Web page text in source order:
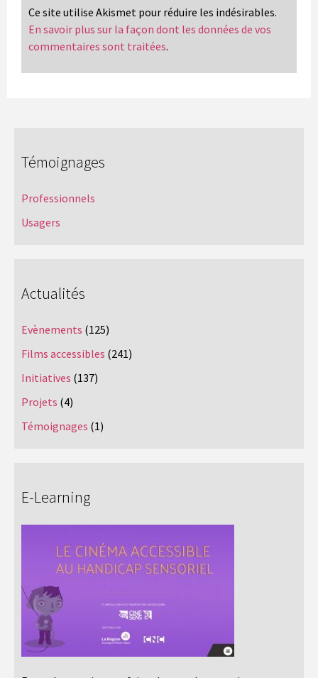
Ce site utilise Akismet pour réduire les indésirables.
En savoir plus sur la façon dont les données de vos
commentaires sont traitées.
Témoignages
Professionnels
Usagers
Actualités
Evènements (125)
Films accessibles (241)
Initiatives (137)
Projets (4)
Témoignages (1)
E-Learning